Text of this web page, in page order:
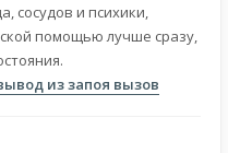
сосудов и психики,
помощью лучше сразу,
из запоя вызов